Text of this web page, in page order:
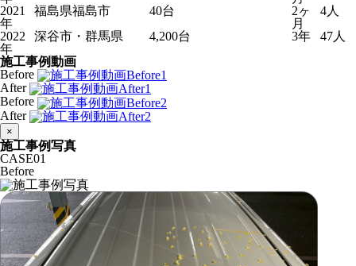
2021
年
福島県福島市 40台
2ヶ
月
4人
2022
年
深谷市・群馬県 4,200台 3年
47人
施工事例動画
Before
After
Before
After
×
施工事例写真
CASE01
Before